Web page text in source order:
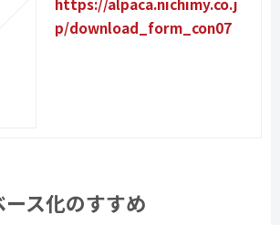
p/download_form_con07
ス化のすすめ